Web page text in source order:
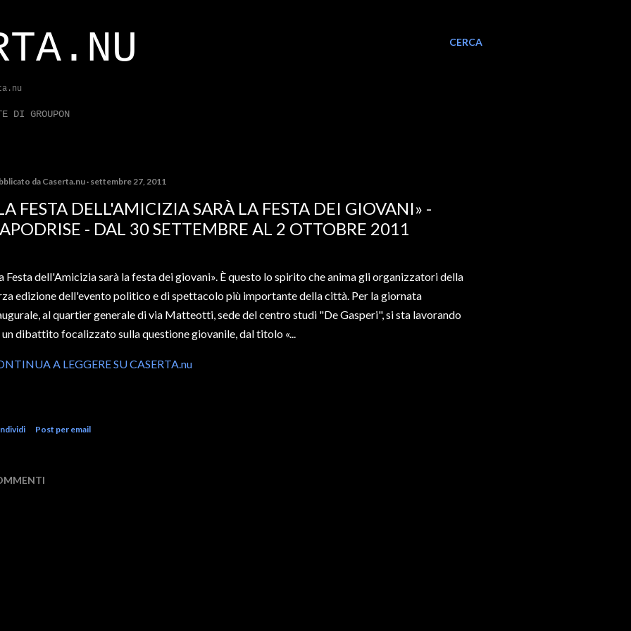
CERCA
DI GROUPON
da Caserta.nu settembre 27, 2011
FESTA DELL'AMICIZIA SARÀ LA FESTA DEI GIOVANI» -
- DAL 30 SETTEMBRE AL 2 OTTOBRE 2011
Festa dell'Amicizia sarà la festa dei giovani». È questo lo spirito che anima gli organizzatori della
edizione dell'evento politico e di spettacolo più importante della città. Per la giornata
al quartier generale di via Matteotti, sede del centro studi "De Gasperi", si sta lavorando
un dibattito focalizzato sulla questione giovanile, dal titolo «...
A LEGGERE SU CASERTA.nu
Post per email